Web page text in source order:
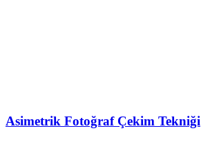
Asimetrik Fotoğraf Çekim Tekniği